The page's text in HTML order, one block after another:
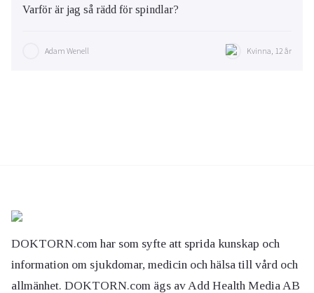
Varför är jag så rädd för spindlar?
Adam Wenell Kvinna, 12 år
DOKTORN.com har som syfte att sprida kunskap och
information om sjukdomar, medicin och hälsa till vård och
allmänhet. DOKTORN.com ägs av Add Health Media AB